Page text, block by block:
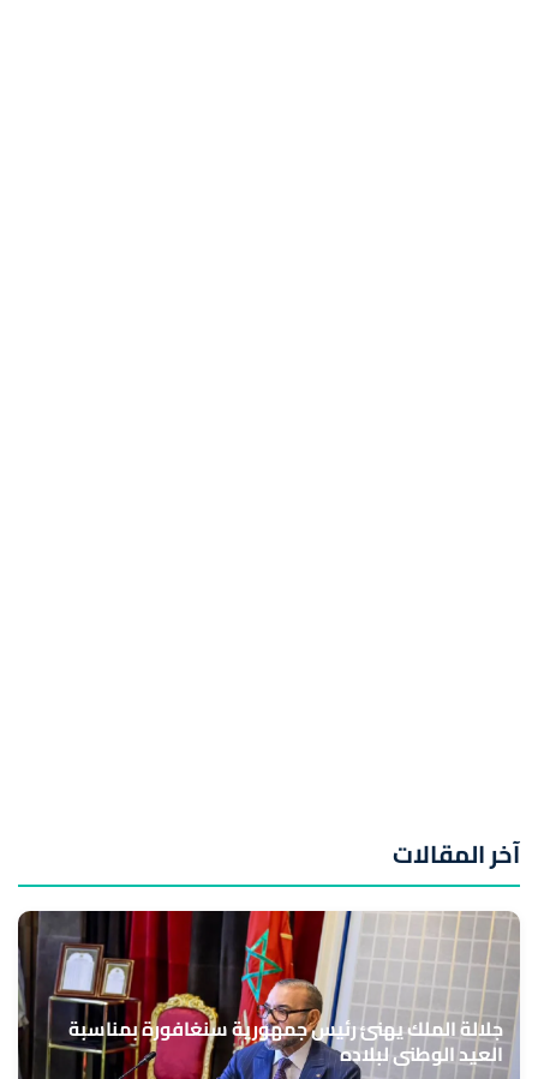
آخر المقالات
جلالة الملك يهنئ رئيس جمهورية سنغافورة بمناسبة
العيد الوطني لبلاده